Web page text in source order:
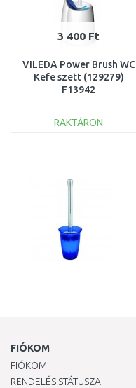
3 400 Ft
VILEDA Power Brush WC
Kefe szett (129279)
F13942
RAKTÁRON
FIÓKOM
FIÓKOM
RENDELÉS STÁTUSZA